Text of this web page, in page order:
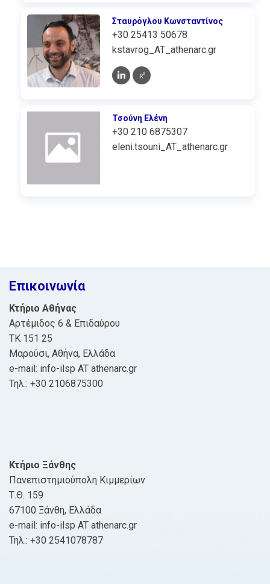
Σταυρόγλου Κωνσταντίνος
+30 25413 50678
kstavrog_AT_athenarc.gr
Τσούνη Ελένη
+30 210 6875307
eleni.tsouni_AT_athenarc.gr
Επικοινωνία
Κτήριο Αθήνας
Αρτέμιδος 6 & Επιδαύρου
ΤΚ 151 25
Μαρούσι, Αθήνα, Ελλάδα
e-mail: info-ilsp AT athenarc.gr
Τηλ.: +30 2106875300
Κτήριο Ξάνθης
Πανεπιστημιούπολη Κιμμερίων
Τ.Θ. 159
67100 Ξάνθη, Ελλάδα
e-mail: info-ilsp AT athenarc.gr
Τηλ.: +30 2541078787